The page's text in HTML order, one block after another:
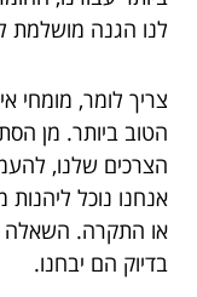
לנו הגנה מושלמת
צריך לומר, מומחי
הטוב ביותר. מן
הצרכים שלנו,
אנחנו נוכל
או התקרה. השאלה
בדיוק הם יבחנו.